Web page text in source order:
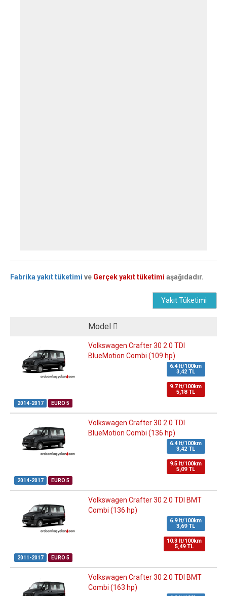
Fabrika yakıt tüketimi ve Gerçek yakıt tüketimi aşağıdadır.
Yakıt Tüketimi
Model
Volkswagen Crafter 30 2.0 TDI
BlueMotion Combi (109 hp)
6.4 lt/100km
3,42 TL
9.7 lt/100km
5,18 TL
2014-2017 EURO 5
Volkswagen Crafter 30 2.0 TDI
BlueMotion Combi (136 hp)
6.4 lt/100km
3,42 TL
9.5 lt/100km
5,09 TL
2014-2017 EURO 5
Volkswagen Crafter 30 2.0 TDI BMT
Combi (136 hp)
6.9 lt/100km
3,69 TL
10.3 lt/100km
5,49 TL
2011-2017 EURO 5
Volkswagen Crafter 30 2.0 TDI BMT
Combi (163 hp)